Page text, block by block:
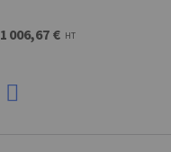
1 006,67 € HT